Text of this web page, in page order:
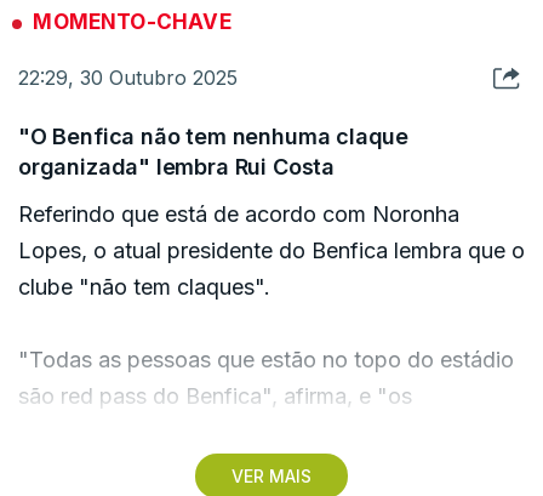
refere "os 500 mil sócios", os "500 milhões de
as ideias que vêm de outros candidatos "podem
Lopes.
"É uma situação completamente natural".
"Continuando presidente do Benfica, tenho todo
o interesse em que o Benfica cresça em todas as
que sirvam o caminho do Benfica".
MOMENTO-CHAVE
22:29, 30 Outubro 2025
"O Benfica não tem nenhuma claque
organizada" lembra Rui Costa
VER MAIS
Referindo que está de acordo com Noronha
Lopes, o atual presidente do Benfica lembra que o
clube "não tem claques".
"Todas as pessoas que estão no topo do estádio
são red pass do Benfica", afirma, e "os
em qualquer área do estádio".